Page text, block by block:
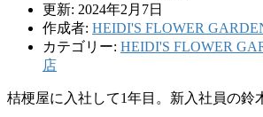
更新: 2024年2月7日
作成者: HEIDI'S FLOWER
カテゴリー: HEIDI'S FLOWER
店
桔梗屋に入社して1年目。新入社員の鈴